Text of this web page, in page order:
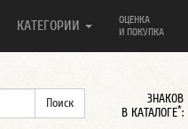
КАТЕГОРИИ
ОЦЕНКА
И ПОКУПКА
ЗНАКОВ
В КАТАЛОГЕ*: